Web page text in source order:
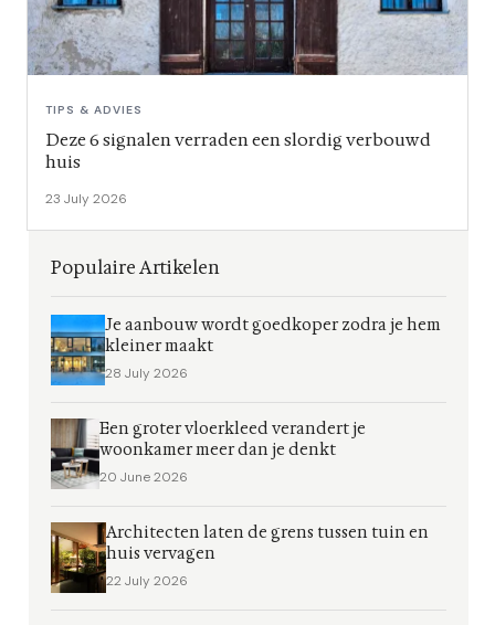
TIPS & ADVIES
Deze 6 signalen verraden een slordig verbouwd
huis
23 July 2026
Populaire Artikelen
Je aanbouw wordt goedkoper zodra je hem
kleiner maakt
28 July 2026
Een groter vloerkleed verandert je
woonkamer meer dan je denkt
20 June 2026
Architecten laten de grens tussen tuin en
huis vervagen
22 July 2026